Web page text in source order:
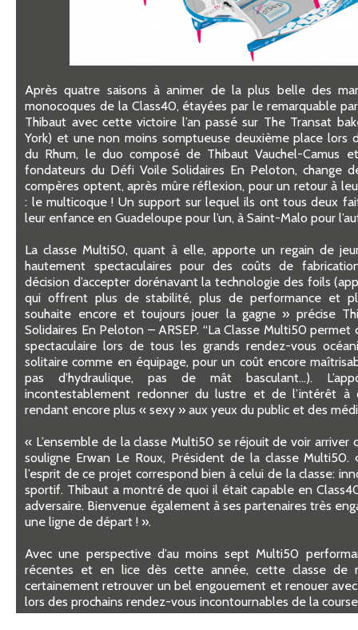
Après quatre saisons à animer de la plus belle des
monocoques de la Class40, étayées par le remarquable
Thibaut avec cette victoire l’an passé sur The Transat
York) et une non moins somptueuse deuxième place lors
du Rhum, le duo composé de Thibaut Vauchel-Camus
fondateurs du Défi Voile Solidaires En Peloton, change
compères optent, après mûre réflexion, pour un retour à
: le multicoque ! Un support sur lequel ils ont tous deux
leur enfance en Guadeloupe pour l’un, à Saint-Malo pour
La classe Multi50, quant à elle, apporte un regain de
hautement spectaculaires pour des coûts de
décision d’accepter dorénavant la technologie des foils
qui offrent plus de stabilité, plus de performance et
souhaite encore et toujours jouer la gagne » précise
Solidaires En Peloton – ARSEP. “La Classe Multi50
spectaculaire lors de tous les grands rendez-vous
solitaire comme en équipage, pour un coût encore
pas d’hydraulique, pas de mât basculant…).
incontestablement redonner du lustre et de l’intérêt à
rendant encore plus « sexy » aux yeux du public et des
« L’ensemble de la classe Multi50 se réjouit de voir arriver
souligne Erwan Le Roux, Président de la classe
l’esprit de ce projet correspond bien à celui de la classe:
sportif. Thibaut a montré de quoi il était capable en
adversaire. Bienvenue également à ses partenaires très
une ligne de départ ! ».
Avec une perspective d’au moins sept Multi50
récentes et en lice dès cette année, cette classe de
certainement retrouver un bel engouement et renouer
lors des prochains rendez-vous incontournables de la